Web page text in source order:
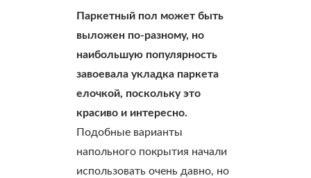
Паркетный пол может быть
выложен по-разному, но
наибольшую популярность
завоевала укладка паркета
елочкой, поскольку это
красиво и интересно.
Подобные варианты
напольного покрытия начали
использовать очень давно, но